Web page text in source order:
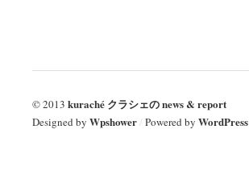
© 2013 kuraché クラシェの news & report
Designed by Wpshower/ Powered by WordPress